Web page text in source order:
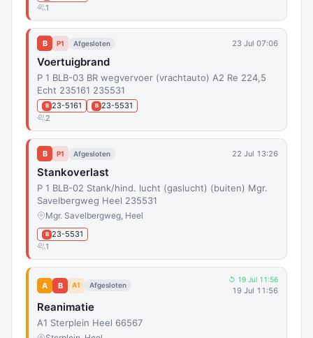
1
B P1 Afgesloten 23 Jul 07:06
Voertuigbrand
P 1 BLB-03 BR wegvervoer (vrachtauto) A2 Re 224,5
Echt 235161 235531
B 23-5161 B 23-5531
2
B P1 Afgesloten 22 Jul 13:26
Stankoverlast
P 1 BLB-02 Stank/hind. lucht (gaslucht) (buiten) Mgr.
Savelbergweg Heel 235531
Mgr. Savelbergweg, Heel
B 23-5531
1
A B A1 Afgesloten
↺ 19 Jul 11:56
19 Jul 11:56
Reanimatie
A1 Sterplein Heel 66567